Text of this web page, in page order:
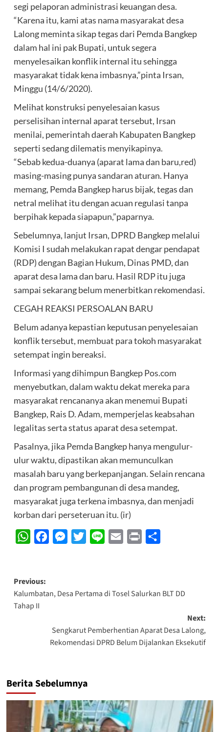
segi pelaporan administrasi keuangan desa.
“Karena itu, kami atas nama masyarakat desa
Lalong meminta sikap tegas dari Pemda Bangkep
dalam hal ini pak Bupati, untuk segera
menyelesaikan konflik internal itu sehingga
masyarakat tidak kena imbasnya,”pinta Irsan,
Minggu (14/6/2020).
Melihat konstruksi penyelesaian kasus
perselisihan internal aparat tersebut, Irsan
menilai, pemerintah daerah Kabupaten Bangkep
seperti sedang dilematis menyikapinya.
“Sebab kedua-duanya (aparat lama dan baru,red)
masing-masing punya sandaran aturan. Hanya
memang, Pemda Bangkep harus bijak, tegas dan
netral melihat itu dengan acuan regulasi tanpa
berpihak kepada siapapun,”paparnya.
Sebelumnya, lanjut Irsan, DPRD Bangkep melalui
Komisi I sudah melakukan rapat dengar pendapat
(RDP) dengan Bagian Hukum, Dinas PMD, dan
aparat desa lama dan baru. Hasil RDP itu juga
sampai sekarang belum menerbitkan rekomendasi.
CEGAH REAKSI PERSOALAN BARU
Belum adanya kepastian keputusan penyelesaian
konflik tersebut, membuat para tokoh masyarakat
setempat ingin bereaksi.
Informasi yang dihimpun Bangkep Pos.com
menyebutkan, dalam waktu dekat mereka para
masyarakat rencananya akan menemui Bupati
Bangkep, Rais D. Adam, memperjelas keabsahan
legalitas serta status aparat desa setempat.
Pasalnya, jika Pemda Bangkep hanya mengulur-
ulur waktu, dipastikan akan memunculkan
masalah baru yang berkepanjangan. Selain rencana
dan program pembangunan di desa mandeg,
masyarakat juga terkena imbasnya, dan menjadi
korban dari perseteruan itu. (ir)
WhatsAppFacebookMessenger
Twitter Line Email Print
Post
navigation
Previous:
Kalumbatan, Desa Pertama di Tosel Salurkan BLT DD
Tahap II
Next:
Sengkarut Pemberhentian Aparat Desa Lalong,
Rekomendasi DPRD Belum Dijalankan Eksekutif
Berita Sebelumnya